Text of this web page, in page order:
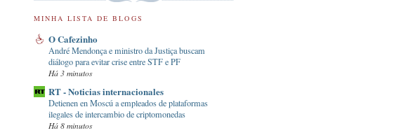
MINHA LISTA DE BLOGS
O Cafezinho
André Mendonça e ministro da Justiça buscam
diálogo para evitar crise entre STF e PF
Há 3 minutos
RT - Noticias internacionales
Detienen en Moscú a empleados de plataformas
ilegales de intercambio de criptomonedas
Há 8 minutos